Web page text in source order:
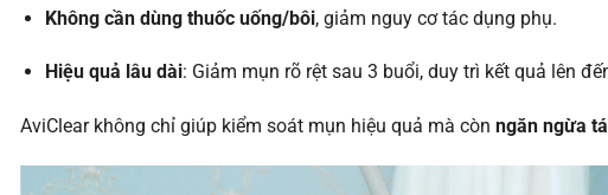
Không cần dùng thuốc uống/bôi, giảm nguy cơ tác dụng phụ.
Hiệu quả lâu dài: Giảm mụn rõ rệt sau 3 buổi, duy trì kết quả lên
AviClear không chỉ giúp kiểm soát mụn hiệu quả mà còn ngăn ngừa